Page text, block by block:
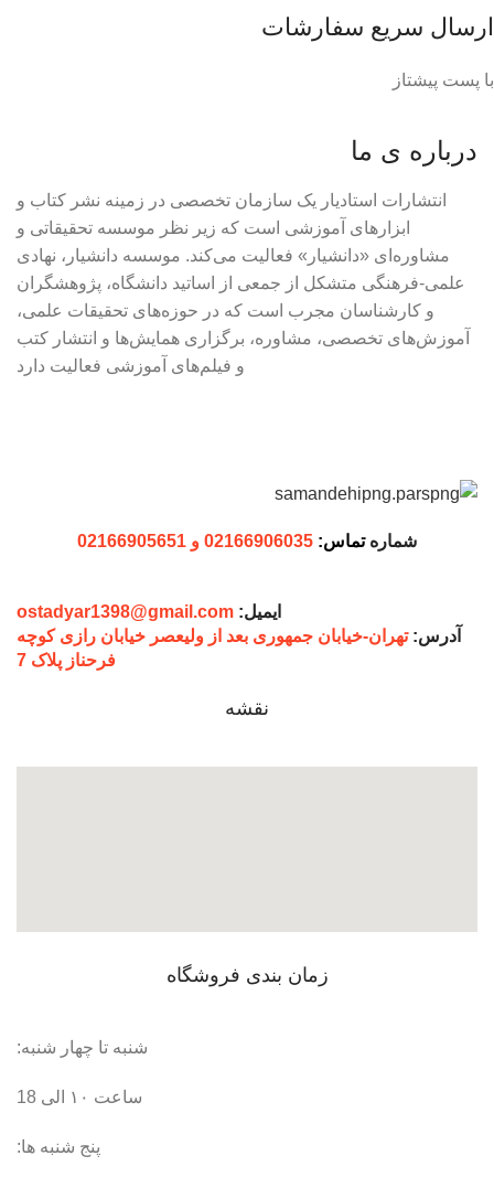
ارسال سریع سفارشات
با پست پیشتاز
درباره ی ما
انتشارات استادیار یک سازمان تخصصی در زمینه نشر کتاب و
ابزارهای آموزشی است که زیر نظر موسسه تحقیقاتی و
مشاوره‌ای «دانشیار» فعالیت می‌کند. موسسه دانشیار، نهادی
علمی-فرهنگی متشکل از جمعی از اساتید دانشگاه، پژوهشگران
و کارشناسان مجرب است که در حوزه‌های تحقیقات علمی،
آموزش‌های تخصصی، مشاوره، برگزاری همایش‌ها و انتشار کتب
و فیلم‌های آموزشی فعالیت دارد
شمارهتماس: 02166906035 و 02166905651
ایمیل: ostadyar1398@gmail.com
آدرس:تهران-خیابان جمهوری بعد از ولیعصر خیابان رازی کوچه
فرحناز پلاک 7
نقشه
زمان بندی فروشگاه
شنبه تا چهار شنبه:
ساعت ۱۰ الی 18
پنج شنبه ها: